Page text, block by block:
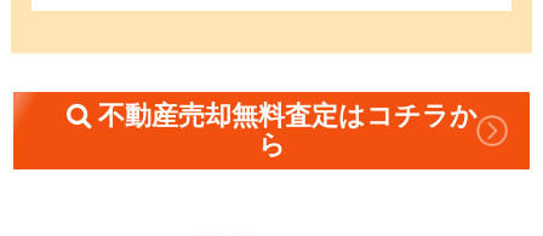
不動産売却無料査定はコチラか
ら